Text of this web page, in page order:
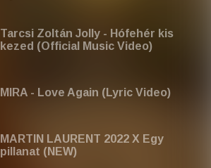
Tarcsi Zoltán Jolly - Hófehér kis
kezed (Official Music Video)
MIRA - Love Again (Lyric Video)
MARTIN LAURENT 2022 X Egy
pillanat (NEW)